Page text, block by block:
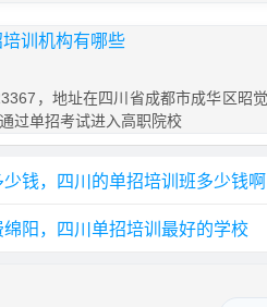
训机构有哪些
，地址在四川省成都市成华区昭觉
过单招考试进入高职院校
钱，四川的单招培训班多少钱啊
阳，四川单招培训最好的学校